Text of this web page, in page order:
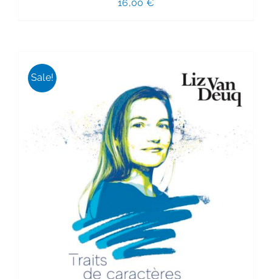
16,00 €
Sale!